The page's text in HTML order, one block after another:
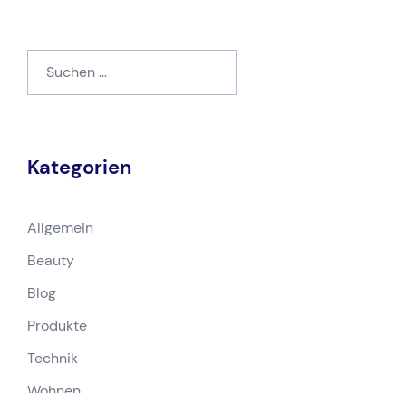
nach:
Kategorien
Allgemein
Beauty
Blog
Produkte
Technik